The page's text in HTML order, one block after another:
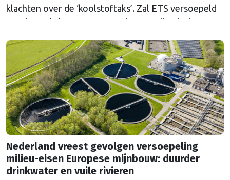
klachten over de ‘koolstoftaks’. Zal ETS versoepeld
worden? Als het aan wetenschappers ligt, is dat een
Nederland vreest gevolgen versoepeling
milieu-eisen Europese mijnbouw: duurder
drinkwater en vuile rivieren